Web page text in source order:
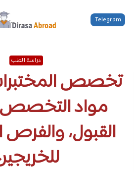
المحتوى
Telegram
دراسة الطب
تخصص
مواد
القبول، والفرص